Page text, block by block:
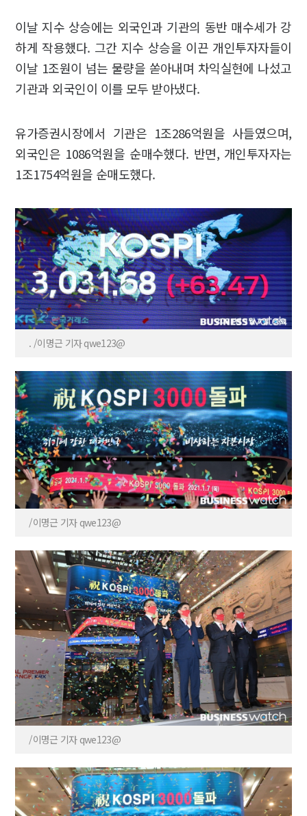
이날 지수 상승에는 외국인과 기관의 동반 매수세가 강
하게 작용했다. 그간 지수 상승을 이끈 개인투자자들이
이날 1조원이 넘는 물량을 쏟아내며 차익실현에 나섰고
기관과 외국인이 이를 모두 받아냈다.
유가증권시장에서 기관은 1조286억원을 사들였으며,
외국인은 1086억원을 순매수했다. 반면, 개인투자자는
1조1754억원을 순매도했다.
. /이명근 기자 qwe123@
/이명근 기자 qwe123@
/이명근 기자 qwe123@